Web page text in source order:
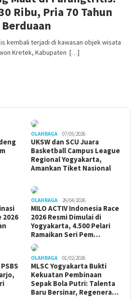
Ribu, Pria 70 Tahun
kembali terjadi di kawasan objek wisata
Kretek, Kabupaten […]
OLAHRAGA 07/05/2026
UKSW dan SCU Juara
Basketball Campus League
Regional Yogyakarta,
Amankan Tiket Nasional
2026
OLAHRAGA 26/04/2026
MILO ACTIV Indonesia Race
2026 Resmi Dimulai di
Yogyakarta, 4.500 Pelari
Ramaikan Seri Pem…
OLAHRAGA 01/02/2026
MLSC Yogyakarta Bukti
Kekuatan Pembinaan
Sepak Bola Putri: Talenta
Baru Bersinar, Regenera…